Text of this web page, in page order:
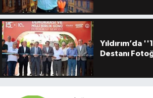
Yıldırım’da
Destanı